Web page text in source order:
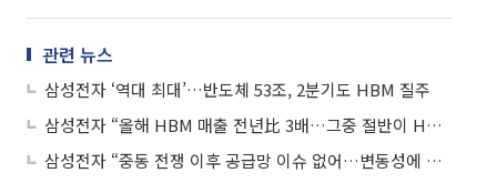
관련 뉴스
삼성전자 ‘역대 최대’…반도체 53조, 2분기도 HBM 질주
삼성전자 “올해 HBM 매출 전년比 3배…그중 절반이 HBM4”
삼성전자 “중동 전쟁 이후 공급망 이슈 없어…변동성에 대응할 것”